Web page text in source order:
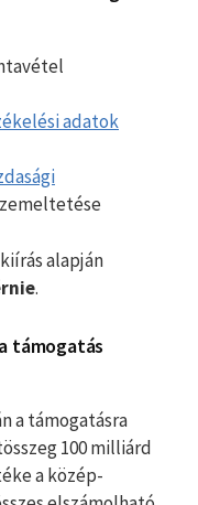
adatok
alapján
.
támogatás
a támogatásra
100 milliárd
a közép-